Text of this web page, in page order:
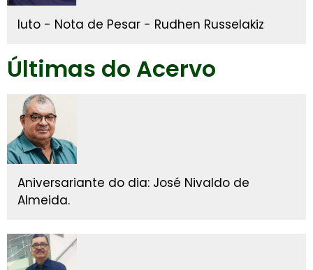
luto - Nota de Pesar - Rudhen Russelakiz
Últimas do Acervo
Aniversariante do dia: José Nivaldo de
Almeida.